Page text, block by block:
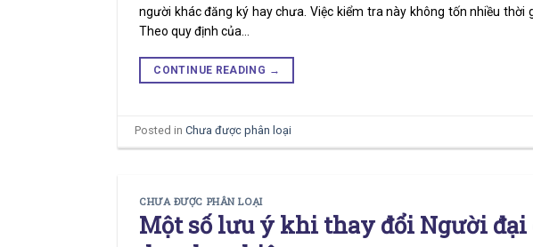
người khác đăng ký hay chưa. Việc kiểm tra này không tốn nhiều thời
Theo quy định của…
CONTINUE READING →
Posted inChưa được phân loại
CHƯA ĐƯỢC PHÂN LOẠI
Một số lưu ý khi thay đổi Người đại